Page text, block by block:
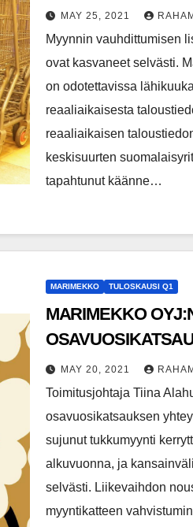
ja kiinteistöala
MAY 25, 2021
Myynnin vauhdittumisen
ovat kasvaneet selvästi.
on odotettavissa
reaaliaikaisesta
reaaliaikaisen
keskisuurten
tapahtunut käänne…
MARIMEKKO TULOSKAUSI Q1
MARIMEKKO
Ensimmäisellä
Marimekon
prosenttia ja
merkittävästi.
kasvoi selvästi.
MAY 20, 2021
Toimitusjohtaja Tiina
osavuosikatsauksen
sujunut tukkumyynti
alkuvuonna, ja
selvästi. Liikevaihdon
myyntikatteen